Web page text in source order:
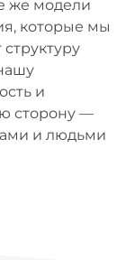
же модели
которые мы
и
сторону —
и людьми